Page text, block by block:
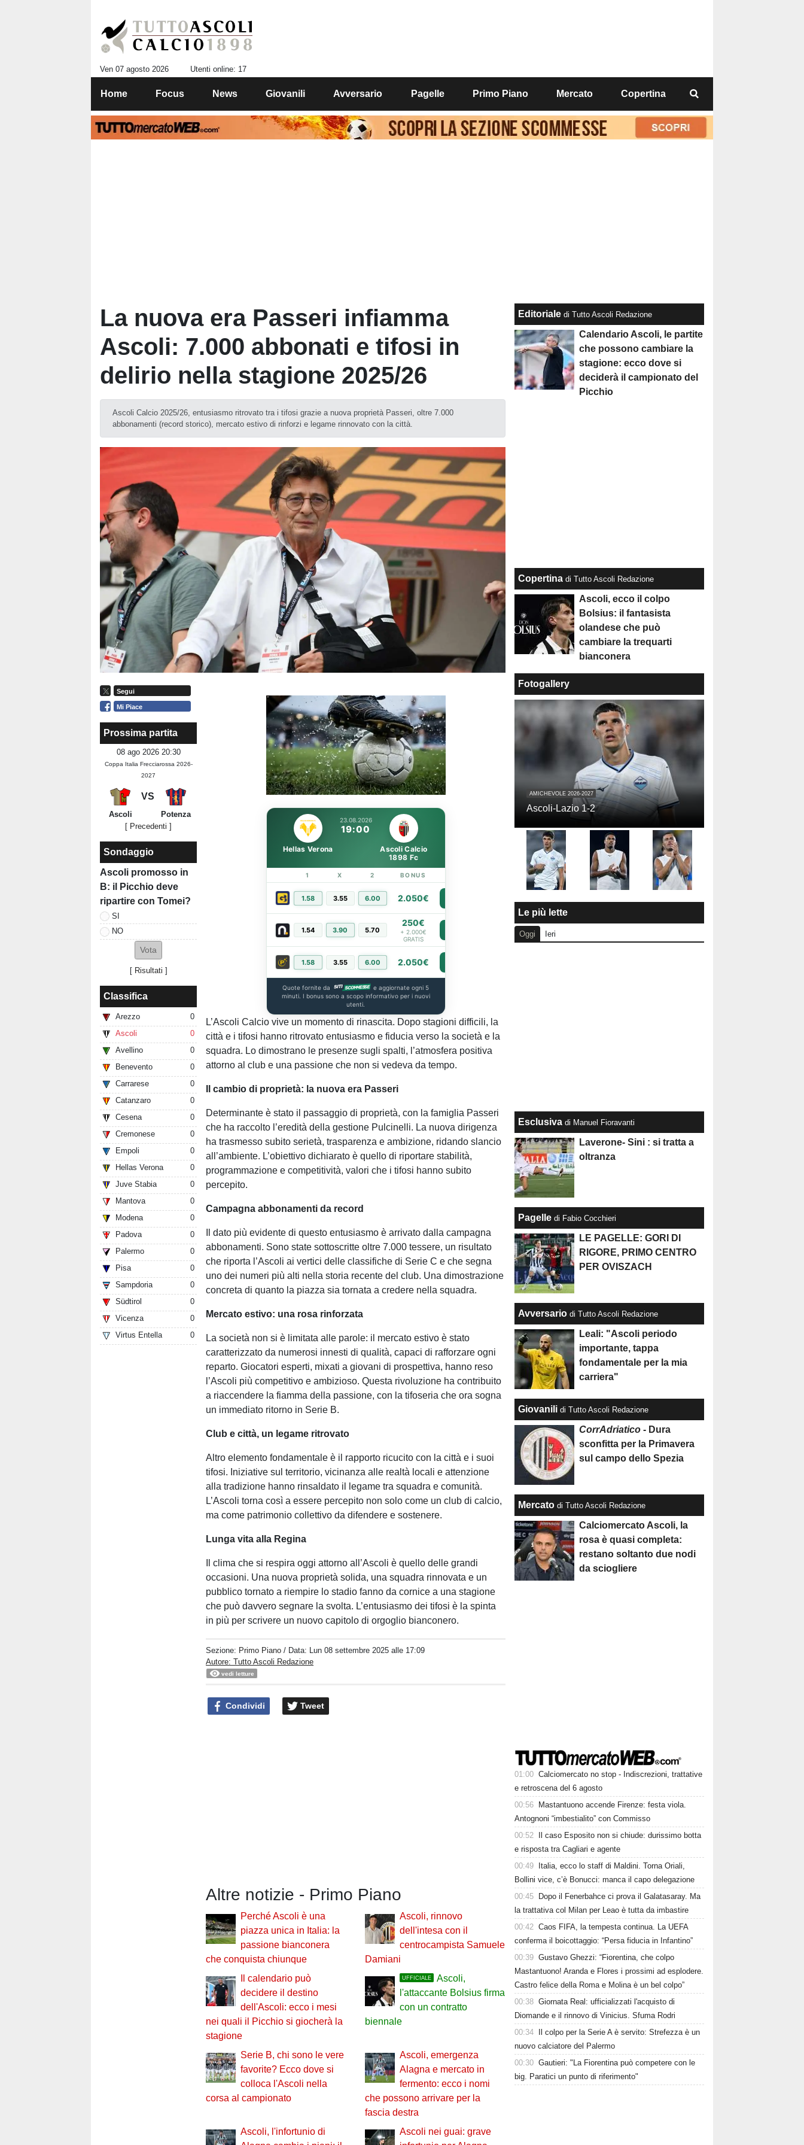
Ven 07 agosto 2026 Utenti online: 17
Home Focus News Giovanili Avversario Pagelle Primo Piano Mercato Copertina
La nuova era Passeri infiamma
Ascoli: 7.000 abbonati e tifosi in
delirio nella stagione 2025/26
Ascoli Calcio 2025/26, entusiasmo ritrovato tra i tifosi grazie a nuova proprietà Passeri, oltre 7.000
abbonamenti (record storico), mercato estivo di rinforzi e legame rinnovato con la città.
Segui
Mi Piace
Prossima partita
08 ago 2026 20:30
Coppa Italia Frecciarossa 2026-
2027
VS
Ascoli
Potenza
[ Precedenti ]
Sondaggio
Ascoli promosso in
B: il Picchio deve
ripartire con Tomei?
SI
NO
[ Risultati ]
Classifica
Arezzo
0
Ascoli
0
Avellino
0
Benevento
0
Carrarese
0
Catanzaro
0
Cesena
0
Cremonese
0
Empoli
0
Hellas Verona
0
Juve Stabia
0
Mantova
0
Modena
0
Padova
0
Palermo
0
Pisa
0
Sampdoria
0
Südtirol
0
Vicenza
0
Virtus Entella
0
Unmute
Loaded:
100.00%
23.08.2026
19:00
Hellas Verona
Ascoli Calcio
1898 Fc
1 X 2 BONUS
1.58 3.55 6.00 2.050€
1.54 3.90 5.70
250€
+ 2.000€
GRATIS
1.58 3.55 6.00 2.050€
Quote fornite da
e aggiornate ogni 5
minuti. I bonus sono a scopo informativo per i nuovi
utenti.
L’Ascoli Calcio vive un momento di rinascita. Dopo stagioni difficili, la
città e i tifosi hanno ritrovato entusiasmo e fiducia verso la società e la
squadra. Lo dimostrano le presenze sugli spalti, l’atmosfera positiva
attorno al club e una passione che non si vedeva da tempo.
Il cambio di proprietà: la nuova era Passeri
Determinante è stato il passaggio di proprietà, con la famiglia Passeri
che ha raccolto l’eredità della gestione Pulcinelli. La nuova dirigenza
ha trasmesso subito serietà, trasparenza e ambizione, ridando slancio
all’ambiente. L’obiettivo dichiarato è quello di riportare stabilità,
programmazione e competitività, valori che i tifosi hanno subito
percepito.
Campagna abbonamenti da record
Il dato più evidente di questo entusiasmo è arrivato dalla campagna
abbonamenti. Sono state sottoscritte oltre 7.000 tessere, un risultato
che riporta l’Ascoli ai vertici delle classifiche di Serie C e che segna
uno dei numeri più alti nella storia recente del club. Una dimostrazione
concreta di quanto la piazza sia tornata a credere nella squadra.
Mercato estivo: una rosa rinforzata
La società non si è limitata alle parole: il mercato estivo è stato
caratterizzato da numerosi innesti di qualità, capaci di rafforzare ogni
reparto. Giocatori esperti, mixati a giovani di prospettiva, hanno reso
l’Ascoli più competitivo e ambizioso. Questa rivoluzione ha contribuito
a riaccendere la fiamma della passione, con la tifoseria che ora sogna
un immediato ritorno in Serie B.
Club e città, un legame ritrovato
Altro elemento fondamentale è il rapporto ricucito con la città e i suoi
tifosi. Iniziative sul territorio, vicinanza alle realtà locali e attenzione
alla tradizione hanno rinsaldato il legame tra squadra e comunità.
L’Ascoli torna così a essere percepito non solo come un club di calcio,
ma come patrimonio collettivo da difendere e sostenere.
Lunga vita alla Regina
Il clima che si respira oggi attorno all’Ascoli è quello delle grandi
occasioni. Una nuova proprietà solida, una squadra rinnovata e un
pubblico tornato a riempire lo stadio fanno da cornice a una stagione
che può davvero segnare la svolta. L’entusiasmo dei tifosi è la spinta
in più per scrivere un nuovo capitolo di orgoglio bianconero.
Sezione: Primo Piano / Data: Lun 08 settembre 2025 alle 17:09
Autore: Tutto Ascoli Redazione
vedi letture
Condividi Tweet
Altre notizie - Primo Piano
Perché Ascoli è una
piazza unica in Italia: la
passione bianconera
che conquista chiunque
Ascoli, rinnovo
dell'intesa con il
centrocampista Samuele
Damiani
Il calendario può
decidere il destino
dell'Ascoli: ecco i mesi
nei quali il Picchio si giocherà la
stagione
UFFICIALE
Ascoli,
l'attaccante Bolsius firma
con un contratto
biennale
Serie B, chi sono le vere
favorite? Ecco dove si
colloca l'Ascoli nella
corsa al campionato
Ascoli, emergenza
Alagna e mercato in
fermento: ecco i nomi
che possono arrivare per la
fascia destra
Ascoli, l'infortunio di
Ascoli nei guai: grave
Editoriale di Tutto Ascoli Redazione
Calendario Ascoli, le partite
che possono cambiare la
stagione: ecco dove si
deciderà il campionato del
Picchio
Copertina di Tutto Ascoli Redazione
Ascoli, ecco il colpo
Bolsius: il fantasista
olandese che può
cambiare la trequarti
bianconera
Fotogallery
AMICHEVOLE 2026-2027
Ascoli-Lazio 1-2
Le più lette
Oggi Ieri
Esclusiva di Manuel Fioravanti
Laverone- Sini : si tratta a
oltranza
Pagelle di Fabio Cocchieri
LE PAGELLE: GORI DI
RIGORE, PRIMO CENTRO
PER OVISZACH
Avversario di Tutto Ascoli Redazione
Leali: "Ascoli periodo
importante, tappa
fondamentale per la mia
carriera"
Giovanili di Tutto Ascoli Redazione
CorrAdriatico - Dura
sconfitta per la Primavera
sul campo dello Spezia
Mercato di Tutto Ascoli Redazione
Calciomercato Ascoli, la
rosa è quasi completa:
restano soltanto due nodi
da sciogliere
01:00 Calciomercato no stop - Indiscrezioni, trattative
e retroscena del 6 agosto
00:56
Mastantuono accende Firenze: festa viola.
Antognoni “imbestialito” con Commisso
00:52
Il caso Esposito non si chiude: durissimo botta
e risposta tra Cagliari e agente
00:49
Italia, ecco lo staff di Maldini. Torna Oriali,
Bollini vice, c’è Bonucci: manca il capo delegazione
00:45
Dopo il Fenerbahce ci prova il Galatasaray. Ma
la trattativa col Milan per Leao è tutta da imbastire
00:42 Caos FIFA, la tempesta continua. La UEFA
conferma il boicottaggio: “Persa fiducia in Infantino”
00:39 Gustavo Ghezzi: “Fiorentina, che colpo
Mastantuono! Aranda e Flores i prossimi ad esplodere.
Castro felice della Roma e Molina è un bel colpo”
00:38 Giornata Real: ufficializzati l'acquisto di
Diomande e il rinnovo di Vinicius. Sfuma Rodri
00:34
Il colpo per la Serie A è servito: Strefezza è un
nuovo calciatore del Palermo
00:30 Gautieri: "La Fiorentina può competere con le
big. Paratici un punto di riferimento"